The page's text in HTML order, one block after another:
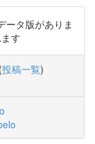
ータ版がありま
す
(投稿一覧)